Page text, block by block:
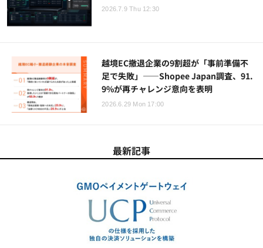
2026.7.9 Thu 12:30
越境EC撤退企業の9割超が「事前準備不
足で失敗」——Shopee Japan調査、91.
9%が再チャレンジ意向を表明
2026.6.29 Mon 17:00
最新記事